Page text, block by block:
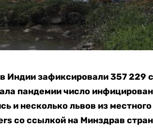
Индии зафиксировали 357 229
пандемии число
и несколько львов из
со ссылкой на Минздрав